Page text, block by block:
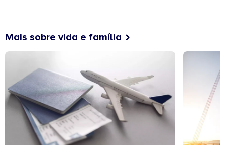
Mais sobre vida e família